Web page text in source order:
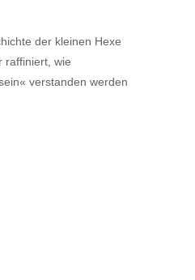
der kleinen Hexe
raffiniert, wie
verstanden werden